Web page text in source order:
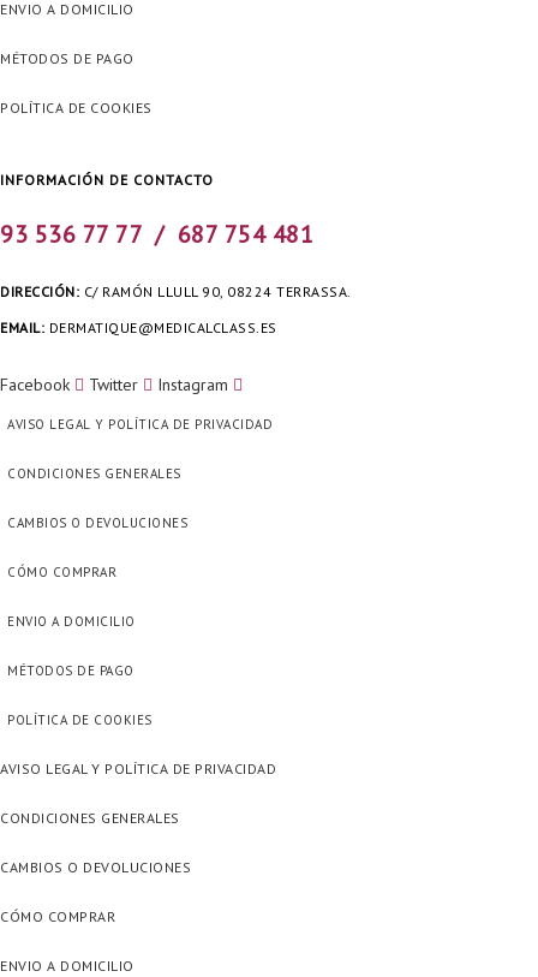
ENVIO A DOMICILIO
MÉTODOS DE PAGO
POLÍTICA DE COOKIES
INFORMACIÓN DE CONTACTO
93 536 77 77 / 687 754 481
DIRECCIÓN: C/ RAMÓN LLULL 90, 08224 TERRASSA.
EMAIL: DERMATIQUE@MEDICALCLASS.ES
Facebook Twitter Instagram
AVISO LEGAL Y POLÍTICA DE PRIVACIDAD
CONDICIONES GENERALES
CAMBIOS O DEVOLUCIONES
CÓMO COMPRAR
ENVIO A DOMICILIO
MÉTODOS DE PAGO
POLÍTICA DE COOKIES
AVISO LEGAL Y POLÍTICA DE PRIVACIDAD
CONDICIONES GENERALES
CAMBIOS O DEVOLUCIONES
CÓMO COMPRAR
ENVIO A DOMICILIO